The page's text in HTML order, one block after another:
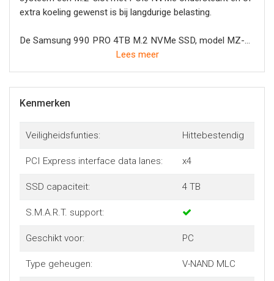
extra koeling gewenst is bij langdurige belasting.
De Samsung 990 PRO 4TB M.2 NVMe SSD, model MZ-
V9P4T0BW, combineert hoge snelheid, efficiënte werking
MB/s schrijven is dit een logische keuze voor wie een
Lees meer
Kenmerken
Veiligheidsfunties: Hittebestendig
PCI Express interface data lanes: x4
SSD capaciteit: 4 TB
S.M.A.R.T. support:
Geschikt voor: PC
Type geheugen: V-NAND MLC